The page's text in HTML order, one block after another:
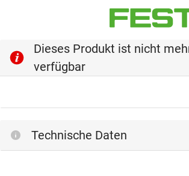
Dieses Produkt ist nicht
verfügbar
Technische Daten